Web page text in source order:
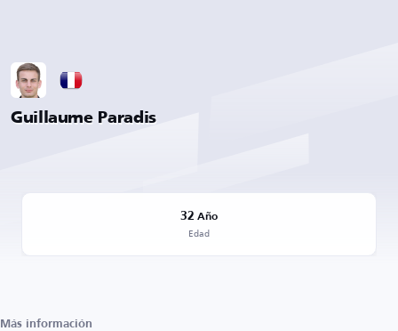
Guillaume Paradis
32 Año
Edad
Más información